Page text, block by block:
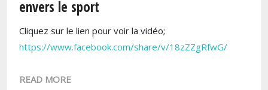
envers le sport
Cliquez sur le lien pour voir la vidéo;
https://www.facebook.com/share/v/18zZZgRfwG/
READ MORE